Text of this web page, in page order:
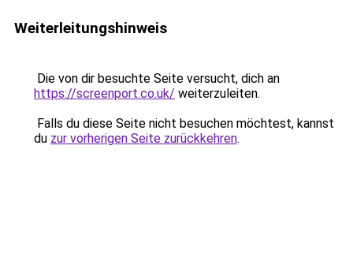
Weiterleitungshinweis
Die von dir besuchte Seite versucht, dich an
https://screenport.co.uk/ weiterzuleiten.
Falls du diese Seite nicht besuchen möchtest, kannst
du zur vorherigen Seite zurückkehren.